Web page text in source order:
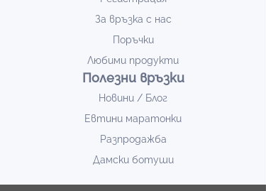
За връзка с нас
Поръчки
Любими продукти
Полезни връзки
Новини / Блог
Евтини маратонки
Разпродажба
Дамски ботуши